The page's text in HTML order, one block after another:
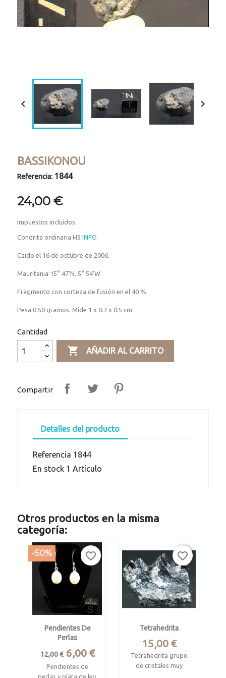
 
BASSIKONOU
Referencia: 1844
24,00 €
Impuestos incluidos
Condrita ordinaria H5INFO
Caido el 16 de octubre de 2006.
Mauritania 15° 47'N, 5° 54'W
Fragmento con corteza de fusión en el 40 %
Pesa 0.50 gramos. Mide 1 x 0.7 x 0.5 cm
Cantidad
 AÑADIR AL CARRITO
Compartir
Detalles del producto
Referencia 1844
En stock 1 Artículo
Otros productos en la misma
categoría:
Pendientes De
Perlas
Precio
base
12,00 € Precio
6,00 €
Pendientes de
-50% favorite_border
Tetrahedrita
Precio
15,00 €
Tetrahedrita grupo
de cristales muy
favorite_border